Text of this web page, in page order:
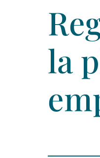
la